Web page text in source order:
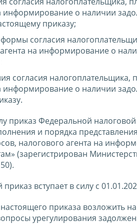
информирование о наличии
приказу;
согласия
агента на информирование о
согласия
информирование о наличии
приказ Федеральной
и порядка
налогового агента на
(зарегистрирован
вступает в силу с
приказа возложить
урегулирования